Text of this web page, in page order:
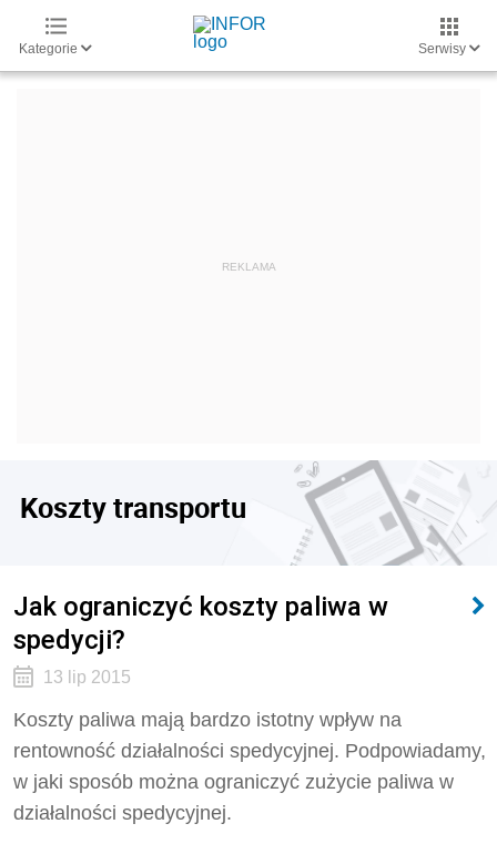
Kategorie Serwisy
Koszty transportu
Jak ograniczyć koszty paliwa w
spedycji?
13 lip 2015
Koszty paliwa mają bardzo istotny wpływ na
rentowność działalności spedycyjnej. Podpowiadamy,
w jaki sposób można ograniczyć zużycie paliwa w
działalności spedycyjnej.